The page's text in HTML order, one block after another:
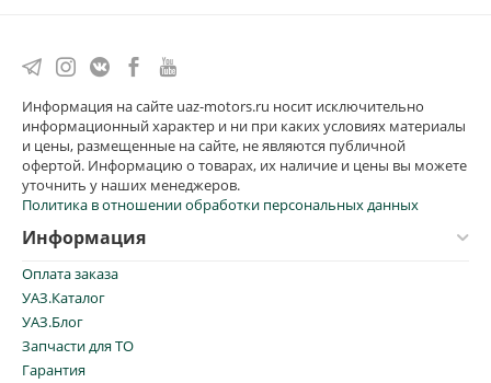
Информация на сайте uaz-motors.ru носит исключительно
информационный характер и ни при каких условиях материалы
и цены, размещенные на сайте, не являются публичной
офертой. Информацию о товарах, их наличие и цены вы можете
уточнить у наших менеджеров.
Политика в отношении обработки персональных данных
Информация
Оплата заказа
УАЗ.Каталог
УАЗ.Блог
Запчасти для ТО
Гарантия